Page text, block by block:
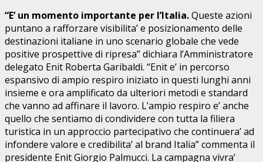
“E’ un momento importante per l’Italia.Queste azioni
puntano a rafforzare visibilita’ e posizionamento delle
destinazioni italiane in uno scenario globale che vede
positive prospettive di ripresa” dichiara l’Amministratore
delegato Enit Roberta Garibaldi. “Enit e’ in percorso
espansivo di ampio respiro iniziato in questi lunghi anni
insieme e ora amplificato da ulteriori metodi e standard
che vanno ad affinare il lavoro. L’ampio respiro e’ anche
quello che sentiamo di condividere con tutta la filiera
turistica in un approccio partecipativo che continuera’ ad
infondere valore e credibilita’ al brand Italia” commenta il
presidente Enit Giorgio Palmucci. La campagna vivra’